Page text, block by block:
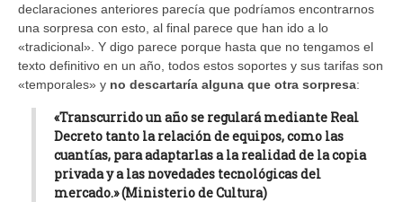
declaraciones anteriores parecía que podríamos encontrarnos
una sorpresa con esto, al final parece que han ido a lo
«tradicional». Y digo parece porque hasta que no tengamos el
texto definitivo en un año, todos estos soportes y sus tarifas son
«temporales» y no descartaría alguna que otra sorpresa:
«Transcurrido un año se regulará mediante Real
Decreto tanto la relación de equipos, como las
cuantías, para adaptarlas a la realidad de la copia
privada y a las novedades tecnológicas del
mercado.» (Ministerio de Cultura)